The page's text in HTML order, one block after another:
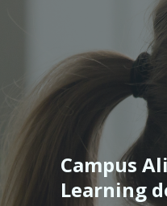
Перейти к основному
Campus
Learning